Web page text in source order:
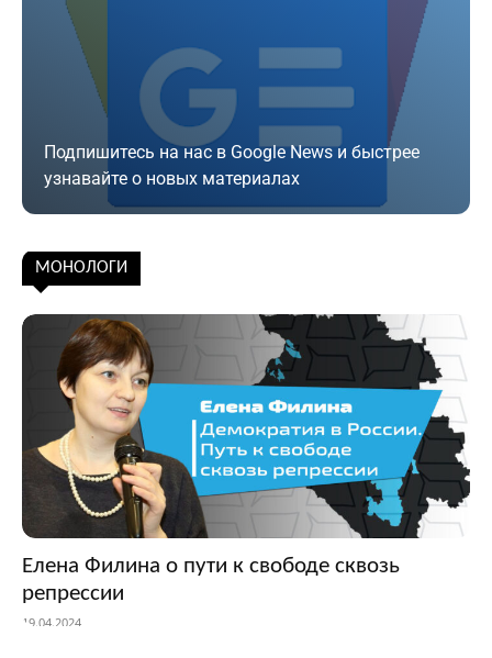
Подпишитесь на нас в Google News и быстрее
узнавайте о новых материалах
Подписаться
МОНОЛОГИ
Елена Филина о пути к свободе сквозь
репрессии
19.04.2024